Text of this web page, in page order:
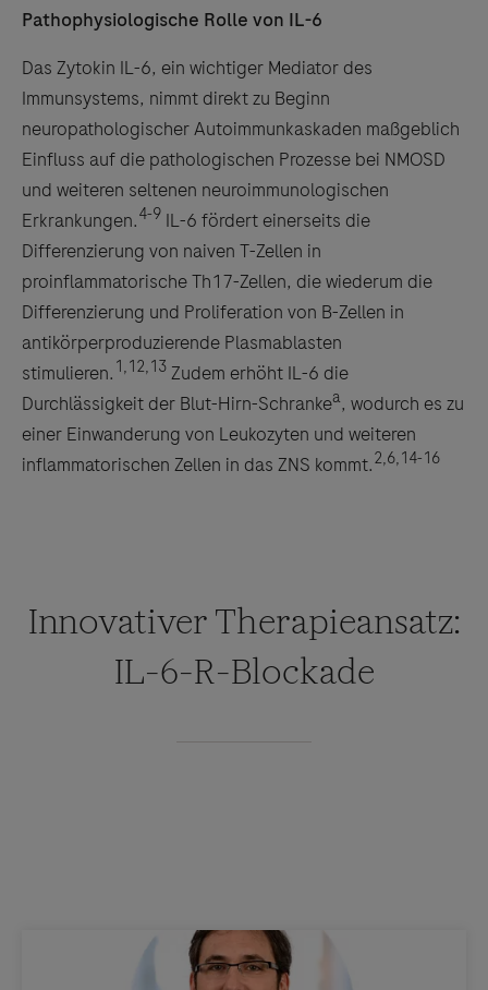
Pathophysiologische Rolle von IL-6
Das Zytokin IL-6, ein wichtiger Mediator des
Immunsystems, nimmt direkt zu Beginn
neuropathologischer Autoimmunkaskaden maßgeblich
Einfluss auf die pathologischen Prozesse bei NMOSD
und weiteren seltenen neuroimmunologischen
Erkrankungen.4-9 IL-6 fördert einerseits die
Differenzierung von naiven T-Zellen in
proinflammatorische Th17-Zellen, die wiederum die
Differenzierung und Proliferation von B-Zellen in
antikörperproduzierende Plasmablasten
stimulieren. 1,12,13 Zudem erhöht IL-6 die
Durchlässigkeit der Blut-Hirn-Schrankea, wodurch es zu
einer Einwanderung von Leukozyten und weiteren
inflammatorischen Zellen in das ZNS kommt.2,6,14-16
Innovativer Therapieansatz:
IL-6-R-Blockade